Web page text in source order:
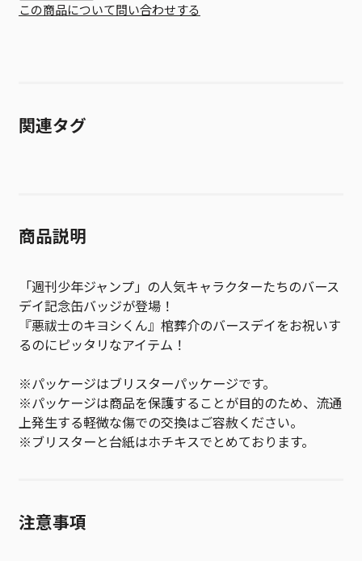
この商品について問い合わせする
関連タグ
商品説明
「週刊少年ジャンプ」の人気キャラクターたちのバース
デイ記念缶バッジが登場！
『悪祓士のキヨシくん』棺葬介のバースデイをお祝いす
るのにピッタリなアイテム！
※パッケージはブリスターパッケージです。
※パッケージは商品を保護することが目的のため、流通
上発生する軽微な傷での交換はご容赦ください。
※ブリスターと台紙はホチキスでとめております。
注意事項